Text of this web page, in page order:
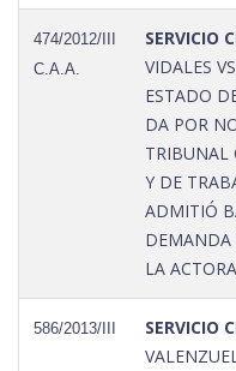
474/2012/III
C.A.A.
SERVICIO
VIDALES
ESTADO
DA POR
TRIBUNAL
Y DE
ADMITIÓ
DEMANDA
LA
586/2013/III SERVICIO